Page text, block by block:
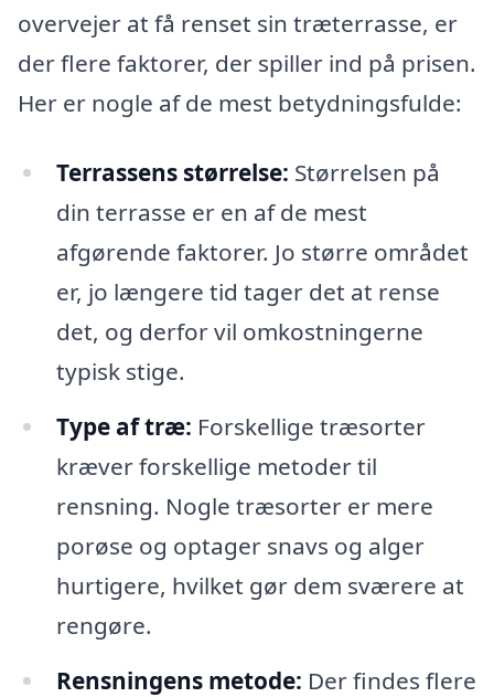
overvejer at få renset sin træterrasse, er
der flere faktorer, der spiller ind på prisen.
Her er nogle af de mest betydningsfulde:
Terrassens størrelse: Størrelsen på
din terrasse er en af de mest
afgørende faktorer. Jo større området
er, jo længere tid tager det at rense
det, og derfor vil omkostningerne
typisk stige.
Type af træ: Forskellige træsorter
kræver forskellige metoder til
rensning. Nogle træsorter er mere
porøse og optager snavs og alger
hurtigere, hvilket gør dem sværere at
rengøre.
Rensningens metode: Der findes flere